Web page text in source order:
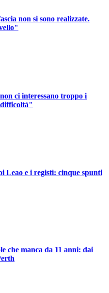
non si sono realizzate.
ci interessano troppo i
Leao e i registi: cinque spunti
che manca da 11 anni: dai